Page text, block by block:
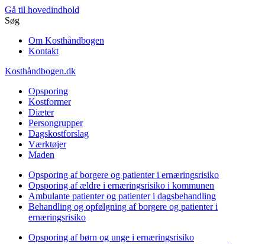
Gå til hovedindhold
Søg
Om Kosthåndbogen
Kontakt
Kosthåndbogen.dk
Opsporing
Kostformer
Diæter
Persongrupper
Dagskostforslag
Værktøjer
Maden
Opsporing af borgere og patienter i ernæringsrisiko
Opsporing af ældre i ernæringsrisiko i kommunen
Ambulante patienter og patienter i dagsbehandling
Behandling og opfølgning af borgere og patienter i
ernæringsrisiko
Opsporing af børn og unge i ernæringsrisiko